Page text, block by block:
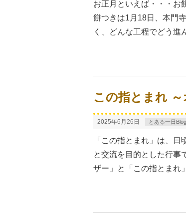
お正月といえば・・・お
餅つきは1月18日、本門
く、どんな工程でどう
この指とまれ
2025年6月26日 とある一日Blog
「この指とまれ」は、
と交流を目的とした行事
ザー」と「この指とまれ